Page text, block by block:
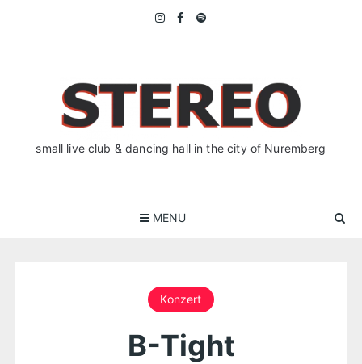
small live club & dancing hall in the city of Nuremberg
MENU
Konzert
B-Tight